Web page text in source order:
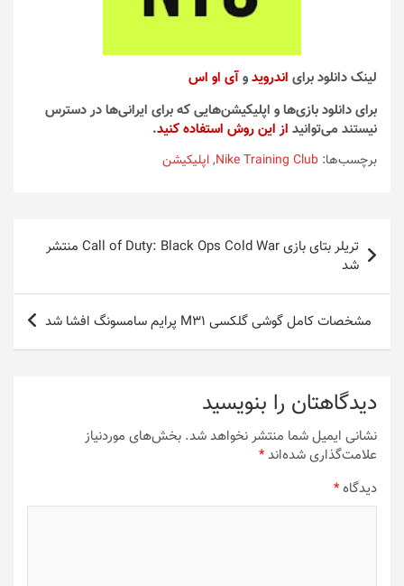
لینک دانلود برای اندرویدوآی او اس
برای دانلود بازی‌ها و اپلیکیشن‌هایی که برای ایرانی‌ها در دسترس
نیستند می‌توانید از این روش استفاده کنید.
برچسب‌ها: Nike Training Club
,اپلیکیشن
راهبری
نوشته
تریلر بتای بازی Call of Duty: Black Ops Cold War منتشر
شد
مشخصات کامل گوشی گلکسی M31 پرایم سامسونگ افشا شد
دیدگاهتان را بنویسید
نشانی ایمیل شما منتشر نخواهد شد. بخش‌های موردنیاز
علامت‌گذاری شده‌اند*
دیدگاه*